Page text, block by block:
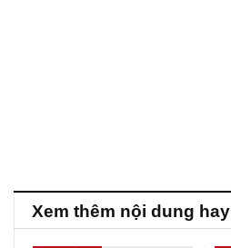
Xem thêm nội dung hay